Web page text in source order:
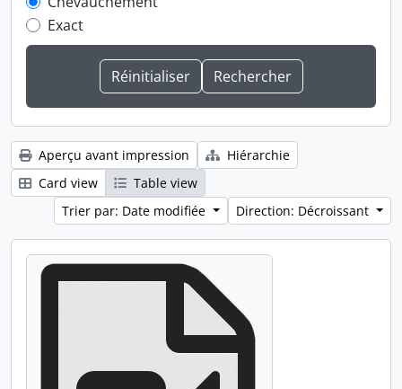
Exact
Aperçu avant impression
Hiérarchie
Card view
Table view
Trier par: Date modifiée
Direction: Décroissant